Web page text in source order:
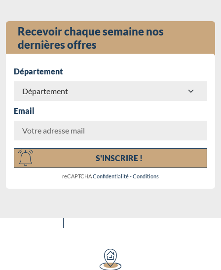
Recevoir chaque semaine nos
dernières offres
Département
Email
S'INSCRIRE !
reCAPTCHAConfidentialité-Conditions